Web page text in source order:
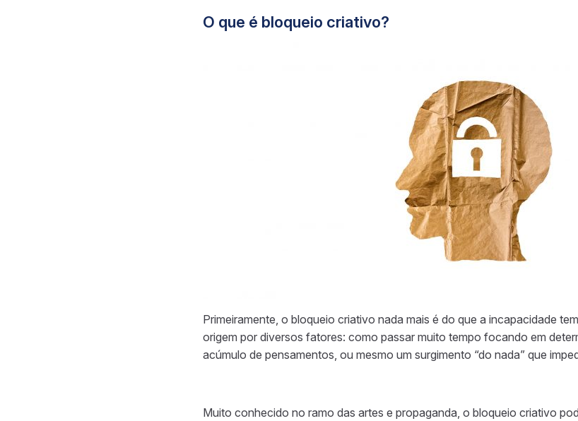
O que é bloqueio criativo?
Primeiramente, o bloqueio criativo nada mais é do que a incapacidade
origem por diversos fatores: como passar muito tempo focando em
acúmulo de pensamentos, ou mesmo um surgimento “do nada” que
Muito conhecido no ramo das artes e propaganda, o bloqueio criativo